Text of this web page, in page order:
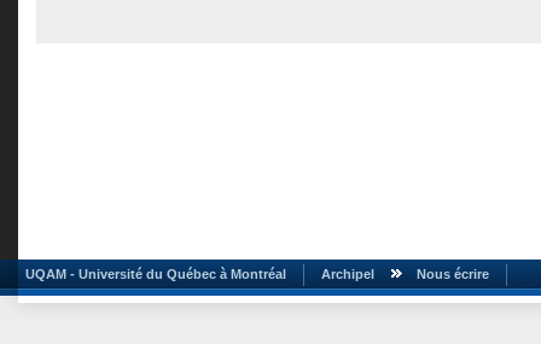
UQAM - Université du Québec à Montréal Archipel Nous écrire